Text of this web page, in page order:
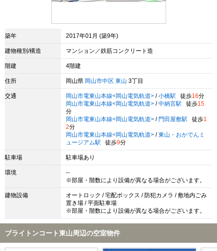
築年 2017年01月 (築9年)
建物種別/構造 マンション／鉄筋コンクリート造
階建 4階建
住所 岡山県 岡山市中区 東山 3丁目
交通 岡山市電東山本線<岡山電気軌道> / 小橋駅 徒歩16分
岡山市電東山本線<岡山電気軌道> / 中納言駅 徒歩15
分
岡山市電東山本線<岡山電気軌道> / 門田屋敷駅 徒歩1
2分
岡山市電東山本線<岡山電気軌道> / 東山・おかでんミ
ュージアム駅
徒歩9分
駐車場 駐車場あり
環境
--
※部屋・階数により設備が異なる場合がございます。
建物設備
オートロック / 宅配ボックス / 防犯カメラ / 敷地内ごみ
置き場 / 平面駐車場
※部屋・階数により設備が異なる場合がございます。
ブライトンコート東山周辺の空室物件